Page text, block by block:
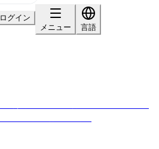
ログイン
メニュー
言語